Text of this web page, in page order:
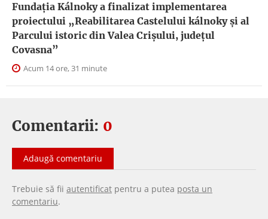
Fundația Kálnoky a finalizat implementarea
proiectului „Reabilitarea Castelului kálnoky și al
Parcului istoric din Valea Crișului, județul
Covasna”
Acum 14 ore, 31 minute
Comentarii: 0
Adaugă comentariu
Trebuie să fii autentificat pentru a putea posta un
comentariu.